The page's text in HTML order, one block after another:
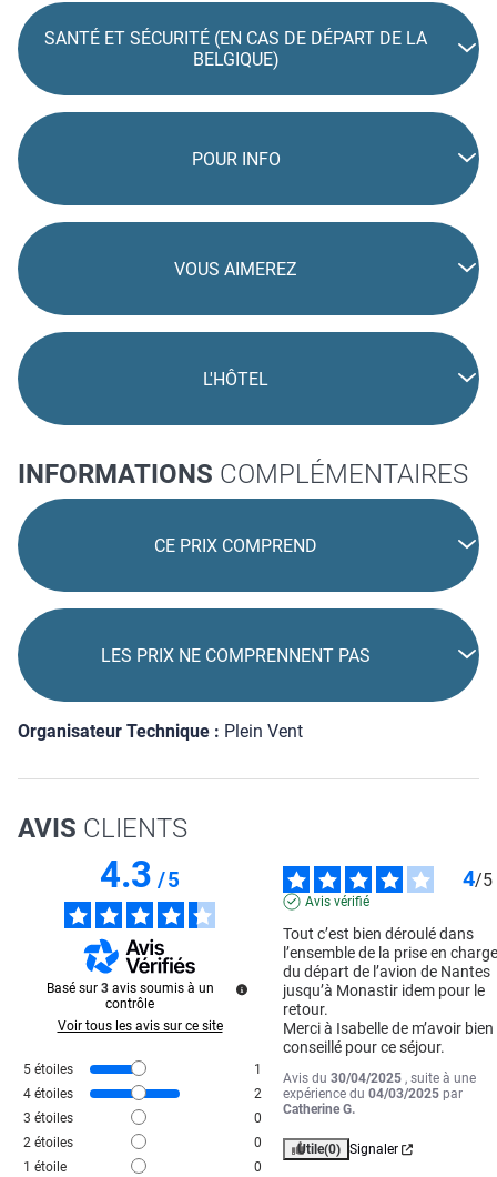
SANTÉ ET SÉCURITÉ (EN CAS DE DÉPART DE LA
BELGIQUE)
POUR INFO
VOUS AIMEREZ
L'HÔTEL
INFORMATIONS COMPLÉMENTAIRES
CE PRIX COMPREND
LES PRIX NE COMPRENNENT PAS
Organisateur Technique : Plein Vent
AVIS CLIENTS
4.3/5
Basé sur 3 avis soumis à un
contrôle
Voir tous les avis sur ce site
5 étoiles
1
4 étoiles
2
3 étoiles
0
2 étoiles
0
1 étoile 0
4/5
Avis vérifié
Tout c’est bien déroulé dans
l’ensemble de la prise en
du départ de l’avion de Nantes
jusqu’à Monastir idem pour le
retour.
Merci à Isabelle de m’avoir bien
conseillé pour ce séjour.
Avis du30/04/2025 , suite à une
expérience du04/03/2025 par
Catherine G.
Utile(0) Signaler